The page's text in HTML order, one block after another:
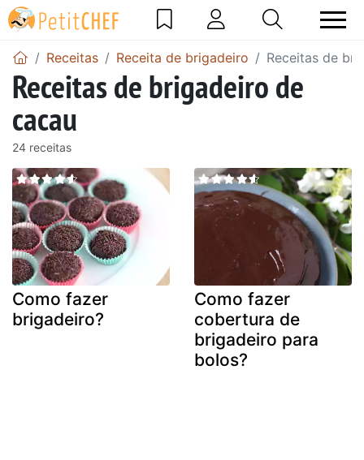
Receitas Receita de brigadeiro Receitas de
Receitas de brigadeiro de
cacau
24 receitas
Como fazer
brigadeiro?
Como fazer
cobertura de
brigadeiro para
bolos?